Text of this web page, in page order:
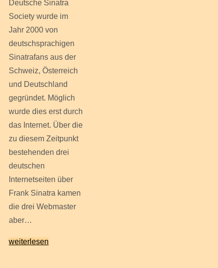
Deutsche Sinatra
Society wurde im
Jahr 2000 von
deutschsprachigen
Sinatrafans aus der
Schweiz, Österreich
und Deutschland
gegründet. Möglich
wurde dies erst durch
das Internet. Über die
zu diesem Zeitpunkt
bestehenden drei
deutschen
Internetseiten über
Frank Sinatra kamen
die drei Webmaster
aber…
weiterlesen